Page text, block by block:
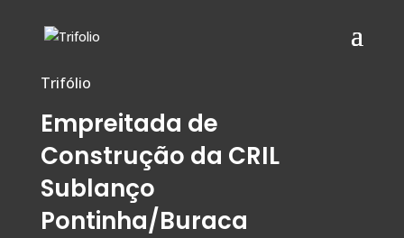
Trifólio
Empreitada de
Construção da CRIL
Sublanço
Pontinha/Buraca